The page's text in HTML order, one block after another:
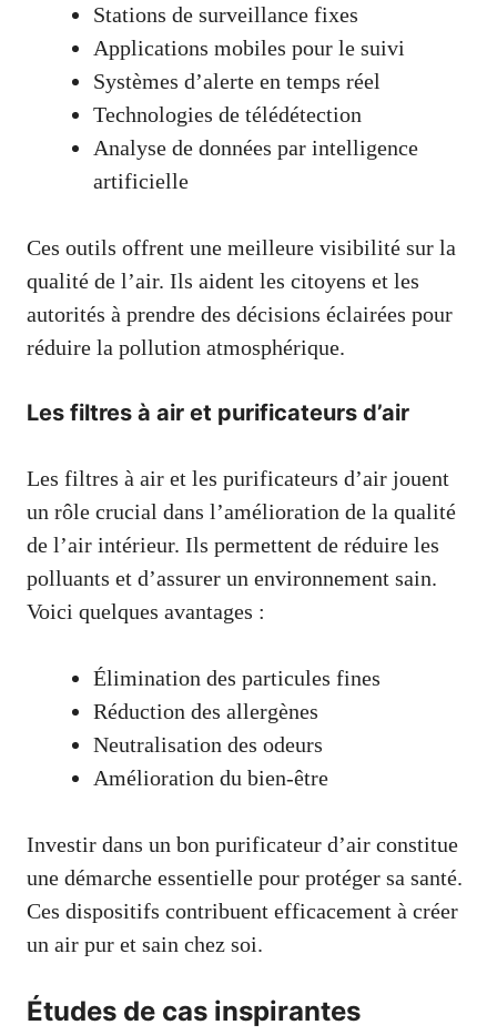
Stations de surveillance fixes
Applications mobiles pour le suivi
Systèmes d’alerte en temps réel
Technologies de télédétection
Analyse de données par intelligence
artificielle
Ces outils offrent une meilleure visibilité sur la
qualité de l’air. Ils aident les citoyens et les
autorités à prendre des décisions éclairées pour
réduire la pollution atmosphérique.
Les filtres à air et purificateurs d’air
Les filtres à air et les purificateurs d’air jouent
un rôle crucial dans l’amélioration de la qualité
de l’air intérieur. Ils permettent de réduire les
polluants et d’assurer un environnement sain.
Voici quelques avantages :
Élimination des particules fines
Réduction des allergènes
Neutralisation des odeurs
Amélioration du bien-être
Investir dans un bon purificateur d’air constitue
une démarche essentielle pour protéger sa santé.
Ces dispositifs contribuent efficacement à créer
un air pur et sain chez soi.
Études de cas inspirantes